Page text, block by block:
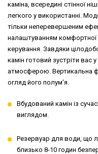
каміна, всередині стінної
легкого у використанні.
тільки неперевершеним
налаштуванням комфортної
керування. Завдяки
камін готовий зустріти вас
атмосферою. Вертикальна
огляд його полум'я.
Вбудований камін із
виглядом.
Резервуар для води, що
близько 8-10 годин